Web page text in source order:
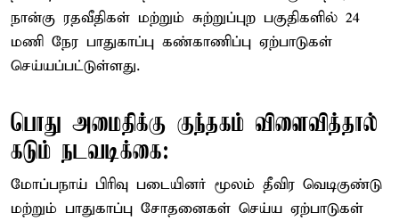
நான்கு ரதவீதிகள் மற்றும் சுற்றுப்புற பகுதிகளில் 24
மணி நேர பாதுகாப்பு கண்காணிப்பு ஏற்பாடுகள்
செய்யப்பட்டுள்ளது.
பொது அமைதிக்கு குந்தகம் விளைவித்தால்
கடும் நடவடிக்கை:
மோப்பநாய் பிரிவு படையினர் மூலம் தீவிர வெடிகுண்டு
மற்றும் பாதுகாப்பு சோதனைகள் செய்ய ஏற்பாடுகள்